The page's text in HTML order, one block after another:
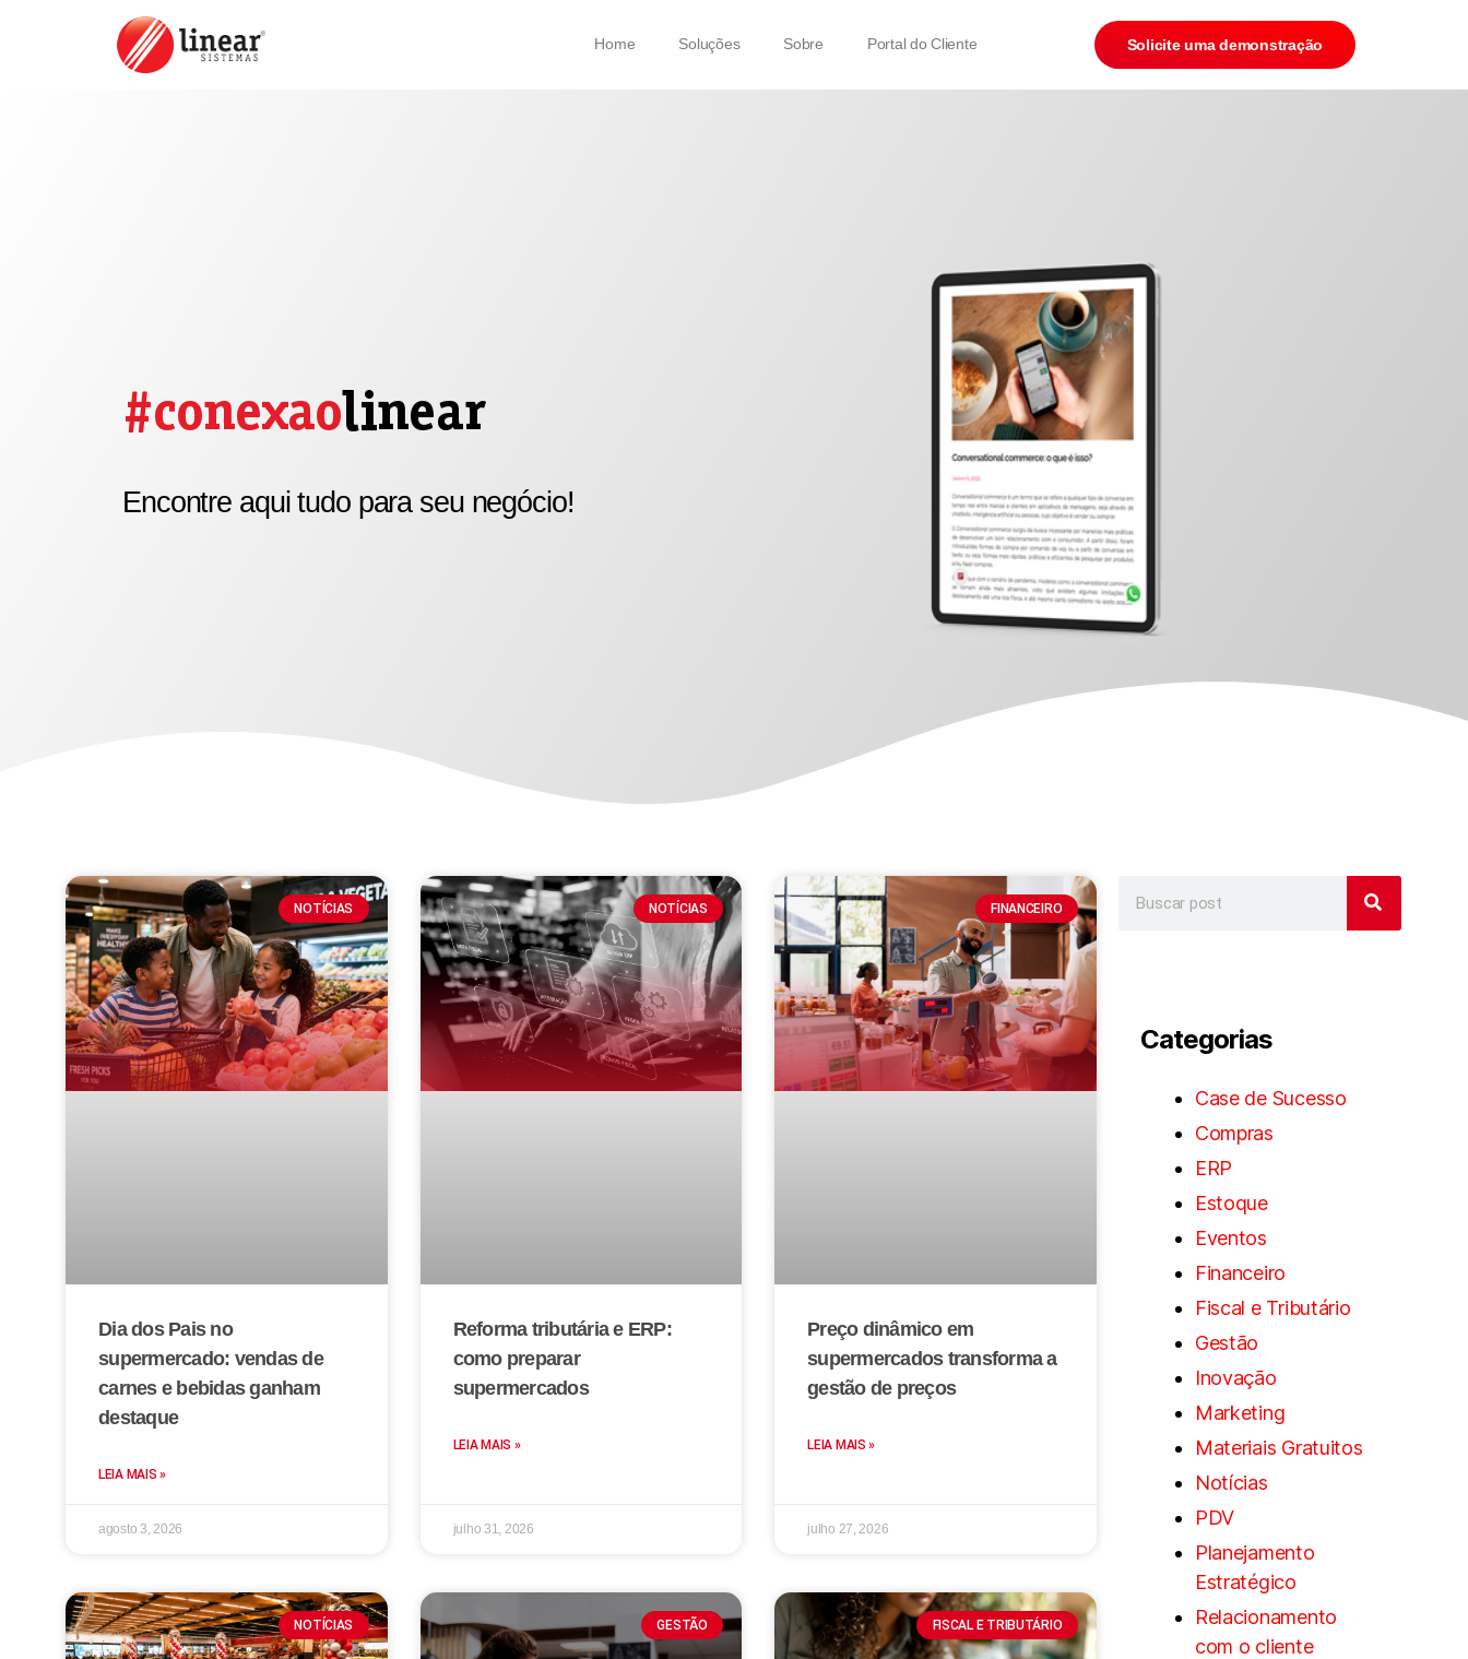
Home Soluções Sobre Portal do Cliente Solicite uma demonstração
#conexaolinear
Encontre aqui tudo para seu negócio!
NOTÍCIAS
Dia dos Pais no
supermercado: vendas de
carnes e bebidas ganham
destaque
LEIA MAIS »
agosto 3, 2026
NOTÍCIAS
Reforma tributária e ERP:
como preparar
supermercados
LEIA MAIS »
julho 31, 2026
FINANCEIRO
Preço dinâmico em
supermercados transforma a
gestão de preços
LEIA MAIS »
julho 27, 2026
NOTÍCIAS GESTÃO FISCAL E TRIBUTÁRIO
Categorias
Case de Sucesso
Compras
ERP
Estoque
Eventos
Financeiro
Fiscal e Tributário
Gestão
Inovação
Marketing
Materiais Gratuitos
Notícias
PDV
Planejamento
Estratégico
Relacionamento
com o cliente